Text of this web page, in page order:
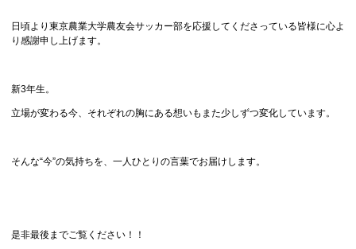
日頃より東京農業大学農友会サッカー部を応援してくださっている皆様に心よ
り感謝申し上げます。
新3年生。
立場が変わる今、それぞれの胸にある想いもまた少しずつ変化しています。
そんな“今”の気持ちを、一人ひとりの言葉でお届けします。
是非最後までご覧ください！！